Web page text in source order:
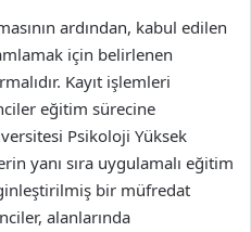
ardından, kabul edilen
için belirlenen
Kayıt işlemleri
eğitim sürecine
Psikoloji Yüksek
yanı sıra uygulamalı eğitim
bir müfredat
alanlarında